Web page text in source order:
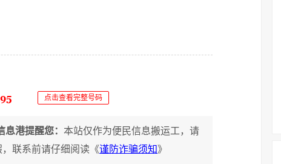
点击查看完整号码
港提醒您： 本站仅作为便民信息搬运工，请
联系前请仔细阅读《谨防诈骗须知》